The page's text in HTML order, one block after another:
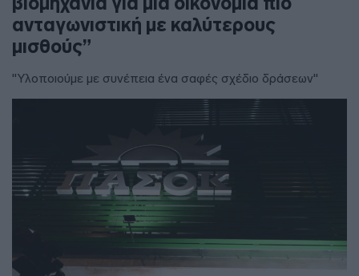
ανταγωνιστική με καλύτερους
μισθούς”
"Υλοποιούμε με συνέπεια ένα σαφές σχέδιο δράσεων"